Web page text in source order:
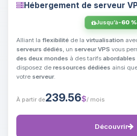
Hébergement de serveur
Jusqu’à-60 %
Alliant la flexibilité de la virtualisation
serveurs dédiés, un serveur VPS vous
des deux mondes à des tarifs abordables
disposez de ressources dédiées ainsi
votre serveur.
À partir de239.56$/ mois
Découvrir